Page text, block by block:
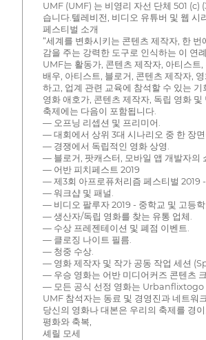
UMF (UMF) 는 비영리 자선 단체 501 (c)
습니다.텔레비전, 비디오 유튜버 및 웹
페스티벌 소개
“세계를 변화시키는 콘텐츠 제작자, 한
감을 주는 강력한 도구로 인식하는 이 연
UMF는 활동가, 콘텐츠 제작자, 아티스트
배우, 아티스트, 블로거, 콘텐츠 제작자,
하고, 업계 관련 교육에 참석할 수 있는
영화 애호가, 콘텐츠 제작자, 독립 영화
축제에는 다음이 포함됩니다.
— 오프닝 리셉션 및 프리미어.
— 대회에서 상위 3대 시나리오 중 한 장
— 경쟁에서 독립적인 영화 상영.
— 블로거, 팟캐스터, 모바일 앱 개발자의
— 어반 피치페스트 2019
— 제3회 아프로퓨처리즘 페스티벌 2019
— 워크샵 및 패널.
— 비디오 팔루자 2019 - 중학교 및 고등
— 생산자/독립 영화를 찾는 유통 업체.
— 수상 프레젠테이션 및 폐점 이벤트.
— 클로징 나이트 필름.
— 청중 수상.
— 영화 제작자 및 작가 공동 작업 세션
— 우승 영화는 어반 미디어커즈 콘텐츠
— 모든 공식 선정 영화는 Urbanflixtogo
UMF 참석자는 동료 및 경영진과 네트워
당신의 영화나 대본은 우리의 축제를 경
평화와 축복,
셰릴 모세